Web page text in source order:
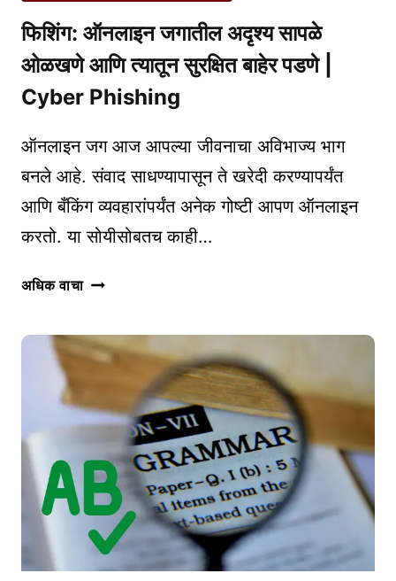
फिशिंग: ऑनलाइन जगातील अदृश्य सापळे
ओळखणे आणि त्यातून सुरक्षित बाहेर पडणे |
Cyber Phishing
ऑनलाइन जग आज आपल्या जीवनाचा अविभाज्य भाग
बनले आहे. संवाद साधण्यापासून ते खरेदी करण्यापर्यंत
आणि बँकिंग व्यवहारांपर्यंत अनेक गोष्टी आपण ऑनलाइन
करतो. या सोयीसोबतच काही…
अधिक वाचाफिशिंग:
अदृश्य
ओळखणे
आणि
सुरक्षित
बाहेर
पडणे
|
CYBER